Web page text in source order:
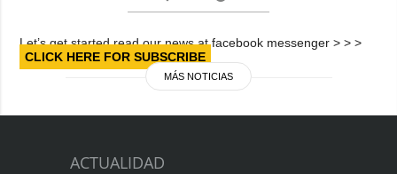
Let’s get started read our news at facebook messenger > > >
CLICK HERE FOR SUBSCRIBE
MÁS NOTICIAS
ACTUALIDAD